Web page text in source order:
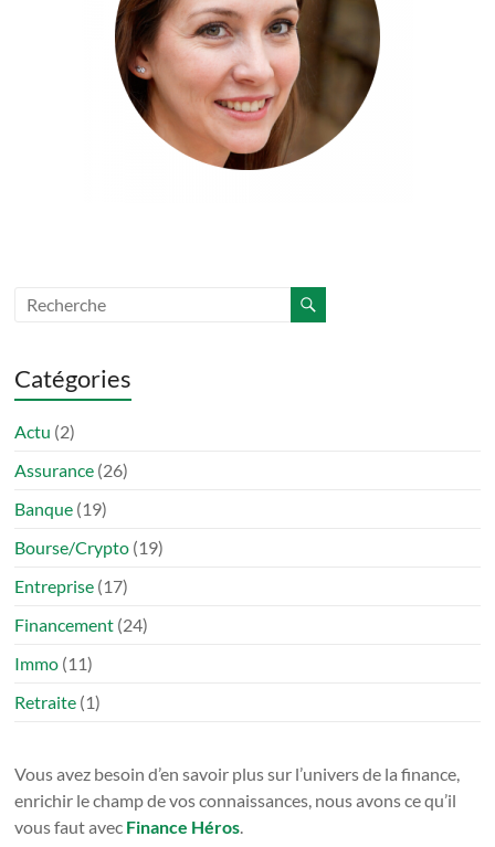
Catégories
Actu (2)
Assurance (26)
Banque (19)
Bourse/Crypto (19)
Entreprise (17)
Financement (24)
Immo (11)
Retraite (1)
Vous avez besoin d’en savoir plus sur l’univers de la finance,
enrichir le champ de vos connaissances, nous avons ce qu’il
vous faut avec Finance Héros.